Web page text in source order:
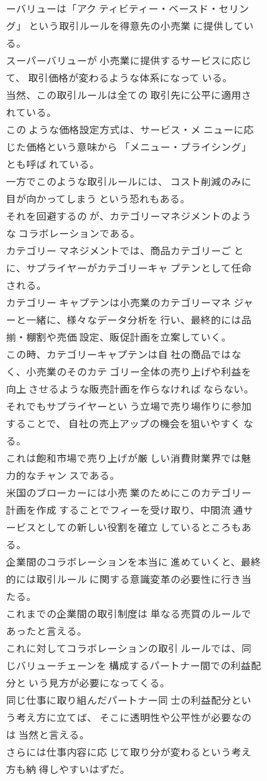
ーバリューは「アク ティビティー・ベースド・セリン
グ」 という取引ルールを得意先の小売業 に提供してい
る。
スーパーバリューが 小売業に提供するサービスに応じ
て、 取引価格が変わるような体系になって いる。
当然、この取引ルールは全ての 取引先に公平に適用さ
れている。
この ような価格設定方式は、サービス・メ ニューに応
じた価格という意味から 「メニュー・プライシング」
とも呼ば れている。
一方でこのような取引ルールには、 コスト削減のみに
目が向かってしまう という恐れもある。
それを回避するの が、カテゴリーマネジメントのよう
な コラボレーションである。
カテゴリー マネジメントでは、商品カテゴリーご と
に、サプライヤーがカテゴリーキャ プテンとして任命
される。
カテゴリー キャプテンは小売業のカテゴリーマネ ジャ
ーと一緒に、様々なデータ分析を 行い、最終的には品
揃・棚割や売価 設定、販促計画を立案していく。
この時、カテゴリーキャプテンは自 社の商品ではな
く、小売業のそのカテ ゴリー全体の売り上げや利益を
向上 させるような販売計画を作らなければ ならない。
それでもサプライヤーとい う立場で売り場作りに参加
することで、 自社の売上アップの機会を狙いやすく な
る。
これは飽和市場で売り上げが厳 しい消費財業界では魅
力的なチャン スである。
米国のブローカーには小売 業のためにこのカテゴリー
計画を作成 することでフィーを受け取り、中間流 通サ
ービスとしての新しい役割を確立 しているところもあ
る。
企業間のコラボレーションを本当に 進めていくと、最終
的には取引ルール に関する意識変革の必要性に行き当
たる。
これまでの企業間の取引制度は 単なる売買のルールで
あったと言える。
これに対してコラボレーションの取引 ルールでは、同
じバリューチェーンを 構成するパートナー間での利益配
分と いう見方が必要になってくる。
同じ仕事に取り組んだパートナー同 士の利益配分とい
う考え方に立てば、 そこに透明性や公平性が必要なの
は 当然と言える。
さらには仕事内容に応 じて取り分が変わるという考え
方も納 得しやすいはずだ。